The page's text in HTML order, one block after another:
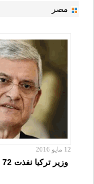
مصر
12 مايو 2016